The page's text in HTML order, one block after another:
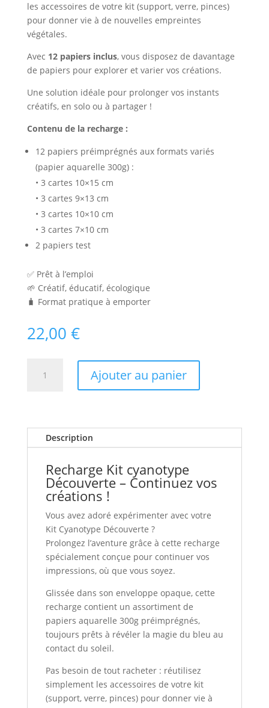
les accessoires de votre kit (support, verre, pinces)
pour donner vie à de nouvelles empreintes
végétales.
Avec 12 papiers inclus, vous disposez de davantage
de papiers pour explorer et varier vos créations.
Une solution idéale pour prolonger vos instants
créatifs, en solo ou à partager !
Contenu de la recharge :
12 papiers préimprégnés aux formats variés
(papier aquarelle 300g) :
• 3 cartes 10×15 cm
• 3 cartes 9×13 cm
• 3 cartes 10×10 cm
• 3 cartes 7×10 cm
2 papiers test
✅ Prêt à l’emploi
🌱 Créatif, éducatif, écologique
🧳 Format pratique à emporter
22,00 €
Découverte
Ajouter au panier
Description
Recharge Kit cyanotype
Découverte – Continuez vos
créations !
Vous avez adoré expérimenter avec votre
Kit Cyanotype Découverte ?
Prolongez l’aventure grâce à cette recharge
spécialement conçue pour continuer vos
impressions, où que vous soyez.
Glissée dans son enveloppe opaque, cette
recharge contient un assortiment de
papiers aquarelle 300g préimprégnés,
toujours prêts à révéler la magie du bleu au
contact du soleil.
Pas besoin de tout racheter : réutilisez
simplement les accessoires de votre kit
(support, verre, pinces) pour donner vie à